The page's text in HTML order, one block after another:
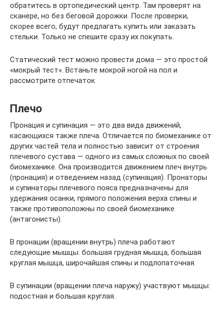
обратитесь в ортопедический центр. Там проверят на
сканере, но без беговой дорожки. После проверки,
скорее всего, будут предлагать купить или заказать
стельки. Только не спешите сразу их покупать.
Статический тест можно провести дома — это простой
«мокрый тест». Встаньте мокрой ногой на пол и
рассмотрите отпечаток
Плечо
Пронация и супинация — это два вида движений,
касающихся также плеча. Отличается по биомеханике от
других частей тела и полностью зависит от строения
плечевого сустава — одного из самых сложных по своей
биомеханике. Она производится движением плеч внутрь
(пронация) и отведением назад (супинация). Пронаторы
и супинаторы плечевого пояса предназначены для
удержания осанки, прямого положения верха спины и
также противоположны по своей биомеханике
(антагонисты).
В пронации (вращении внутрь) плеча работают
следующие мышцы: большая грудная мышца, большая
круглая мышца, широчайшая спины и подлопаточная.
В супинации (вращении плеча наружу) участвуют мышцы:
подостная и большая круглая.